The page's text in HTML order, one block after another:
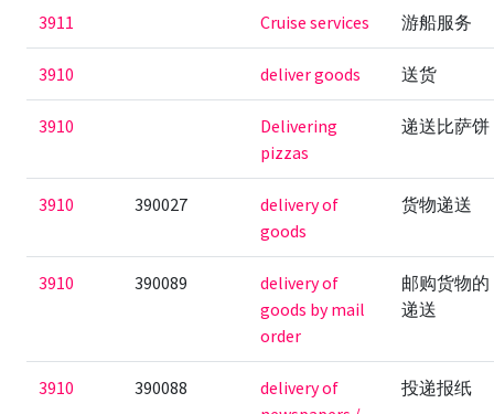
3911 Cruise services 游船服务
3910 deliver goods 送货
3910
Delivering
pizzas
递送比萨饼
3910 390027
delivery of
goods
货物递送
3910 390089
delivery of
goods by mail
order
邮购货物的
递送
3910 390088
delivery of
投递报纸